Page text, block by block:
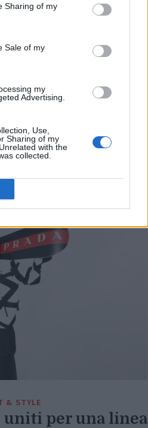
Sharing of my
Sale of my
my
Advertising.
Use,
Sharing of my
with the
collected.
& STYLE
Re-Nylon, una
quanto
& STYLE
uniti per una linea